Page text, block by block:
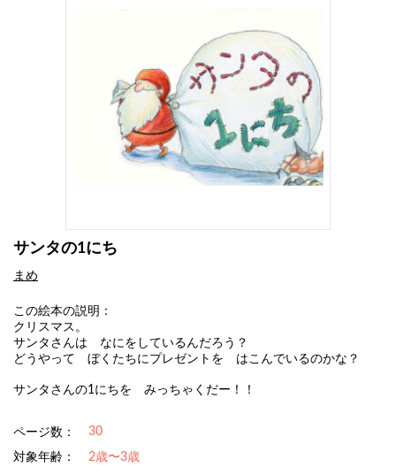
サンタの1にち
まめ
この絵本の説明：
クリスマス。
サンタさんは なにをしているんだろう？
どうやって ぼくたちにプレゼントを はこんでいるのかな？
サンタさんの1にちを みっちゃくだー！！
ページ数： 30
対象年齢：
2歳〜3歳